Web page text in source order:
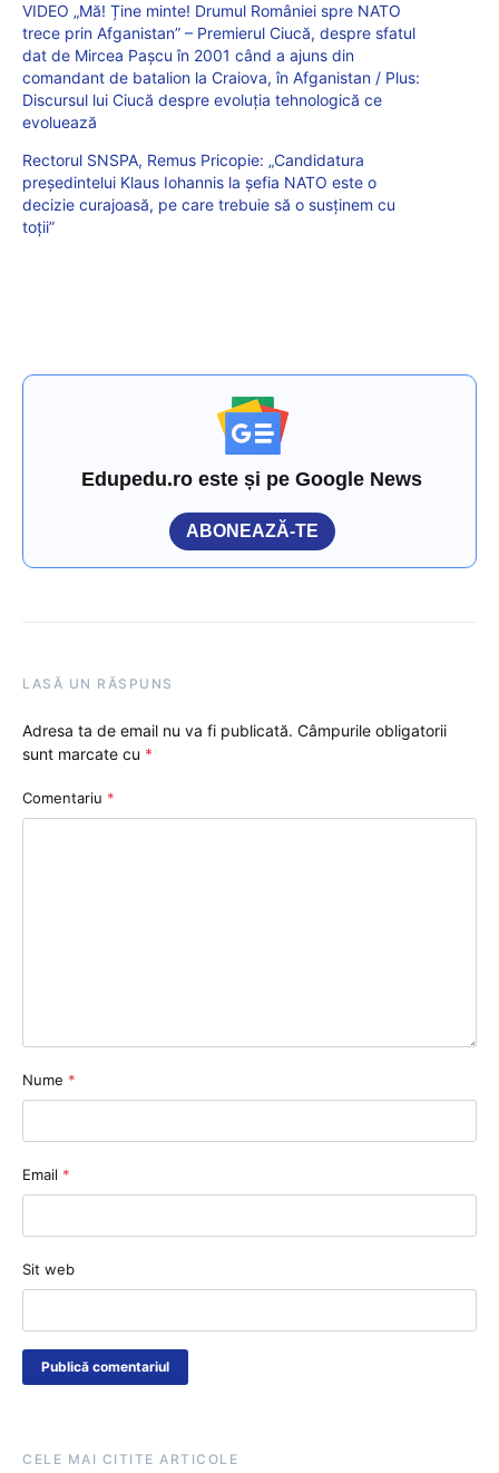
VIDEO „Mă! Ține minte! Drumul României spre NATO
trece prin Afganistan” – Premierul Ciucă, despre sfatul
dat de Mircea Pașcu în 2001 când a ajuns din
comandant de batalion la Craiova, în Afganistan / Plus:
Discursul lui Ciucă despre evoluția tehnologică ce
evoluează
Rectorul SNSPA, Remus Pricopie: „Candidatura
președintelui Klaus Iohannis la șefia NATO este o
decizie curajoasă, pe care trebuie să o susținem cu
toții”
Edupedu.ro este și pe Google News
ABONEAZĂ-TE
LASĂ UN RĂSPUNS
Adresa ta de email nu va fi publicată. Câmpurile obligatorii
sunt marcate cu *
Comentariu *
Nume *
Email *
Sit web
CELE MAI CITITE ARTICOLE